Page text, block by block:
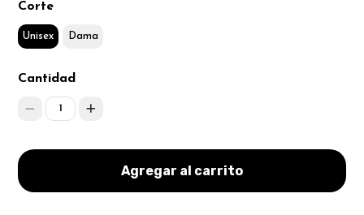
Corte
Unisex Dama
Cantidad
1
Agregar al carrito